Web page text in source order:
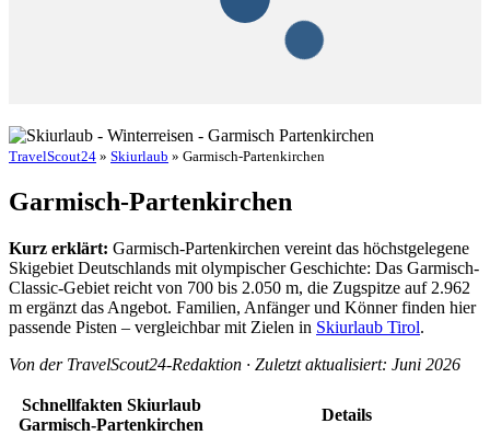
TravelScout24 » Skiurlaub » Garmisch-Partenkirchen
Garmisch-Partenkirchen
Kurz erklärt: Garmisch-Partenkirchen vereint das höchstgelegene
Skigebiet Deutschlands mit olympischer Geschichte: Das Garmisch-
Classic-Gebiet reicht von 700 bis 2.050 m, die Zugspitze auf 2.962
m ergänzt das Angebot. Familien, Anfänger und Könner finden hier
passende Pisten – vergleichbar mit Zielen in Skiurlaub Tirol.
Von der TravelScout24-Redaktion · Zuletzt aktualisiert: Juni 2026
Schnellfakten Skiurlaub
Garmisch-Partenkirchen
Details